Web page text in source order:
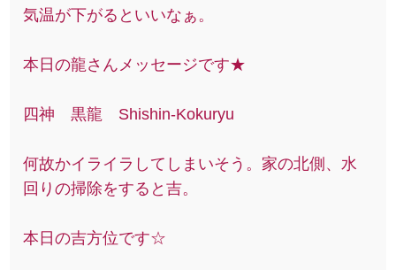
気温が下がるといいなぁ。
本日の龍さんメッセージです★
四神 黒龍 Shishin-Kokuryu
何故かイライラしてしまいそう。家の北側、水
回りの掃除をすると吉。
本日の吉方位です☆